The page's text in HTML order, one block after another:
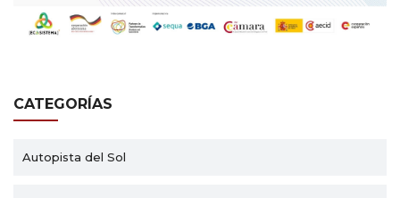
CATEGORÍAS
Autopista del Sol